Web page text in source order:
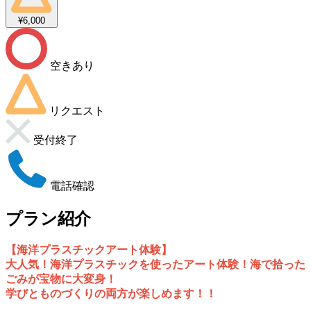
¥6,000
空きあり
リクエスト
受付終了
電話確認
プラン紹介
【海洋プラスチックアート体験】
大人気！海洋プラスチックを使ったアート体験！海で拾った
ごみが宝物に大変身！
学びとものづくりの両方が楽しめます！！